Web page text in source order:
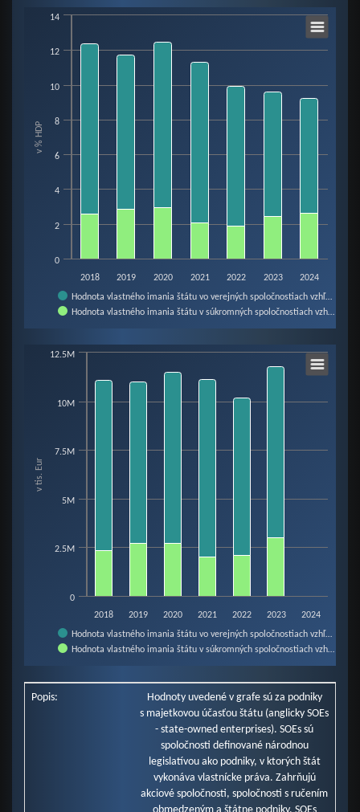
Chart
View as data table, Chart
The chart has 1 Y axis displaying v % HDP. Data ranges from 1.91 to 12.48.
v % HDP
Hodnota vlastného imania štátu vo verejných spoločnostiach vzhľ…
Hodnota vlastného imania štátu v súkromných spoločnostiach vzh…
2018 2019 2020 2021 2022 2023 2024
0
2
4
6
8
10
12
14
Chart
Bar chart with 2 data series.
The chart has 1 X axis displaying categories.
The chart has 1 Y axis displaying v tis. Eur. Data ranges from 0 to
v tis. Eur
Hodnota vlastného imania štátu vo verejných spoločnostiach vzhľ…
Hodnota vlastného imania štátu v súkromných spoločnostiach vzh…
2018 2019 2020 2021 2022 2023 2024
0
2.5M
5M
7.5M
10M
12.5M
Popis:
Hodnoty uvedené v grafe sú za podniky
s majetkovou účasťou štátu (anglicky SOEs
- state-owned enterprises). SOEs sú
spoločnosti definované národnou
legislatívou ako podniky, v ktorých štát
vykonáva vlastnícke práva. Zahrňujú
akciové spoločnosti, spoločnosti s ručením